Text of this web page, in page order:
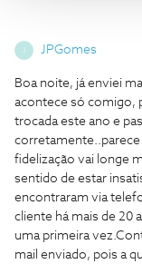
JPGomes
Boa noite, já enviei
acontece só comigo,
trocada este ano e
fidelização vai longe
sentido de estar
encontraram via
cliente há mais de 20
uma primeira
mail enviado, pois a